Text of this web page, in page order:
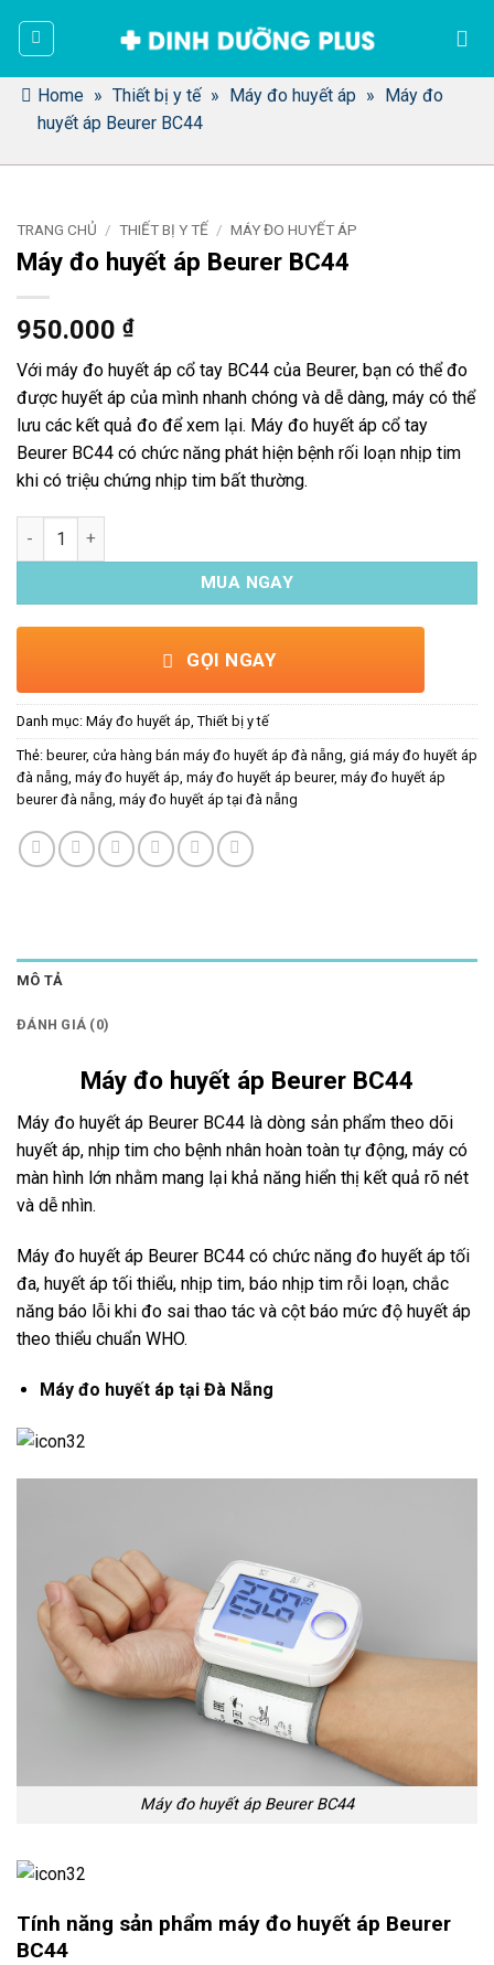
dung Home » Thiết bị y tế » Máy đo huyết áp » Máy đo
huyết áp Beurer BC44
TRANG CHỦ / THIẾT BỊ Y TẾ / MÁY ĐO HUYẾT ÁP
Máy đo huyết áp Beurer BC44
950.000 ₫
Với máy đo huyết áp cổ tay BC44 của Beurer, bạn có thể đo
được huyết áp của mình nhanh chóng và dễ dàng, máy có thể
lưu các kết quả đo để xem lại. Máy đo huyết áp cổ tay
Beurer BC44 có chức năng phát hiện bệnh rối loạn nhịp tim
khi có triệu chứng nhịp tim bất thường.
Máy đo huyết áp Beurer BC44 số lượng
MUA NGAY
GỌI NGAY
Danh mục: Máy đo huyết áp, Thiết bị y tế
Thẻ: beurer, cửa hàng bán máy đo huyết áp đà nẵng, giá máy đo huyết áp
đà nẵng, máy đo huyết áp, máy đo huyết áp beurer, máy đo huyết áp
beurer đà nẵng, máy đo huyết áp tại đà nẵng
MÔ TẢ
ĐÁNH GIÁ (0)
Máy đo huyết áp Beurer BC44
Máy đo huyết áp Beurer BC44 là dòng sản phẩm theo dõi
huyết áp, nhịp tim cho bệnh nhân hoàn toàn tự động, máy có
màn hình lớn nhằm mang lại khả năng hiển thị kết quả rõ nét
và dễ nhìn.
Máy đo huyết áp Beurer BC44 có chức năng đo huyết áp tối
đa, huyết áp tối thiểu, nhịp tim, báo nhịp tim rỗi loạn, chắc
năng báo lỗi khi đo sai thao tác và cột báo mức độ huyết áp
theo thiểu chuẩn WHO.
Máy đo huyết áp tại Đà Nẵng
Máy đo huyết áp Beurer BC44
Tính năng sản phẩm máy đo huyết áp Beurer
BC44